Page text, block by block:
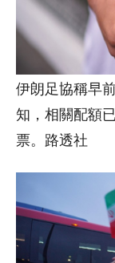
伊朗足協稱早
知，相關配額
票。路透社